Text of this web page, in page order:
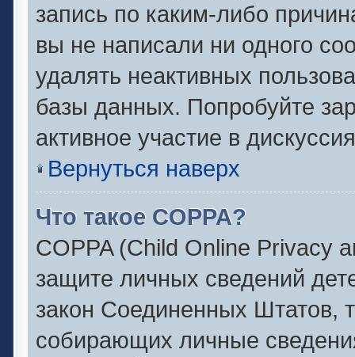
запись по каким-либо
вы не написали ни одного
удалять неактивных
базы данных. Попробуйте
активное участие в
Вернуться наверх
Что такое COPPA?
COPPA (Child Online Privacy
защите личных сведений
закон Соединенных Штатов,
собирающих личные